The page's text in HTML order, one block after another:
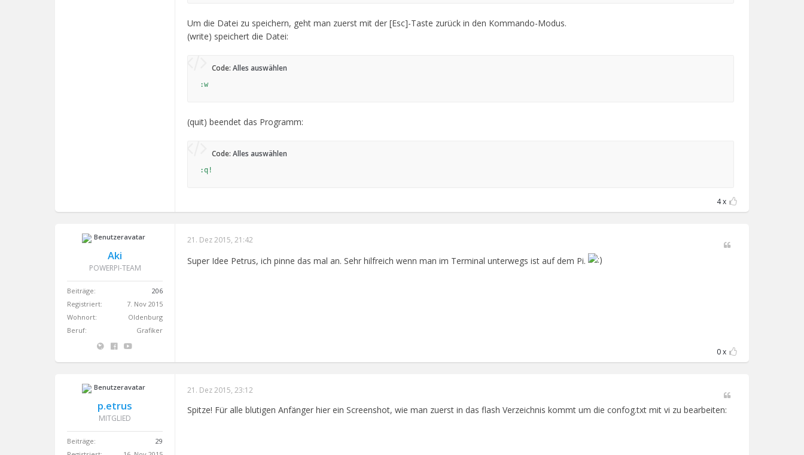
Um die Datei zu speichern, geht man zuerst mit der [Esc]-Taste zurück in den Kommando-Modus.
(write) speichert die Datei:
Code: Alles auswählen
:w
(quit) beendet das Programm:
Code: Alles auswählen
:q!
4
Aki
POWERPI-TEAM
Beiträge:
206
Registriert:
7. Nov 2015
Wohnort:
Oldenburg
Beruf:
Grafiker
21. Dez 2015, 21:42
Super Idee Petrus, ich pinne das mal an. Sehr hilfreich wenn man im Terminal unterwegs ist auf dem Pi.
0
p.etrus
MITGLIED
Beiträge:
29
21. Dez 2015, 23:12
Spitze! Für alle blutigen Anfänger hier ein Screenshot, wie man zuerst in das flash Verzeichnis kommt um die confog.txt mit vi zu bearbeiten: